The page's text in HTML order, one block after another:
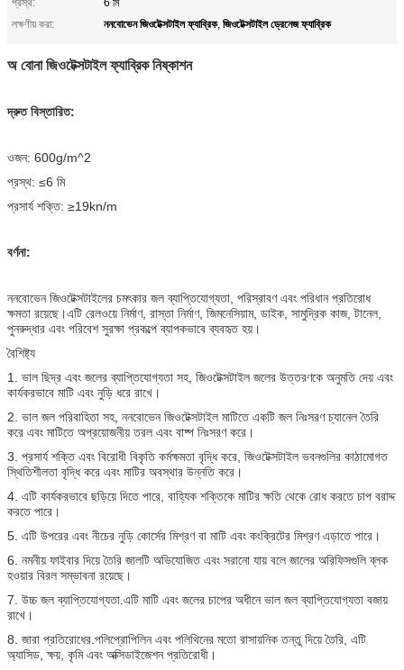
প্রস্থ:
6 মি
লক্ষণীয় করা:
ননবোভেন জিওটেক্সটাইল ফ্যাব্রিক, জিওটেক্সটাইল ড্রেনেজ ফ্যাব্রিক
অ বোনা জিওটেক্সটাইল ফ্যাব্রিক নিষ্কাশন
দ্রুত বিস্তারিত:
ওজন: 600g/m^2
প্রস্থ: ≤6 মি
প্রসার্য শক্তি: ≥19kn/m
বর্ণনা:
ননবোভেন জিওটেক্সটাইলের চমৎকার জল ব্যাপ্তিযোগ্যতা, পরিস্রাবণ এবং পরিধান প্রতিরোধ
ক্ষমতা রয়েছে।এটি রেলওয়ে নির্মাণ, রাস্তা নির্মাণ, জিমনেসিয়াম, ডাইক, সামুদ্রিক কাজ, টানেল,
পুনরুদ্ধার এবং পরিবেশ সুরক্ষা প্রকল্পে ব্যাপকভাবে ব্যবহৃত হয়।
বৈশিষ্ট্য
1. ভাল ছিদ্র এবং জলের ব্যাপ্তিযোগ্যতা সহ, জিওটেক্সটাইল জলের উত্তরণকে অনুমতি দেয় এবং
কার্যকরভাবে মাটি এবং নুড়ি ধরে রাখে।
2. ভাল জল পরিবাহিতা সহ, ননবোভেন জিওটেক্সটাইল মাটিতে একটি জল নিঃসরণ চ্যানেল তৈরি
করে এবং মাটিতে অপ্রয়োজনীয় তরল এবং বাষ্প নিঃসরণ করে।
3. প্রসার্য শক্তি এবং বিরোধী বিকৃতি কর্মক্ষমতা বৃদ্ধি করে, জিওটেক্সটাইল ভবনগুলির কাঠামোগত
স্থিতিশীলতা বৃদ্ধি করে এবং মাটির অবস্থার উন্নতি করে।
4. এটি কার্যকরভাবে ছড়িয়ে দিতে পারে, বাহ্যিক শক্তিকে মাটির ক্ষতি থেকে রোধ করতে চাপ বরাদ্দ
করতে পারে।
5. এটি উপরের এবং নীচের নুড়ি কোর্সের মিশ্রণ বা মাটি এবং কংক্রিটের মিশ্রণ এড়াতে পারে।
6. নমনীয় ফাইবার দিয়ে তৈরি জালটি অভিযোজিত এবং সরানো যায় বলে জালের অরিফিসগুলি ব্লক
হওয়ার বিরল সম্ভাবনা রয়েছে।
7. উচ্চ জল ব্যাপ্তিযোগ্যতা.এটি মাটি এবং জলের চাপের অধীনে ভাল জল ব্যাপ্তিযোগ্যতা বজায়
রাখে।
8. জারা প্রতিরোধের.পলিপ্রোপিলিন এবং পলিথিনের মতো রাসায়নিক তন্তু দিয়ে তৈরি, এটি
অ্যাসিড, ক্ষয়, কৃমি এবং অক্সিডাইজেশন প্রতিরোধী।